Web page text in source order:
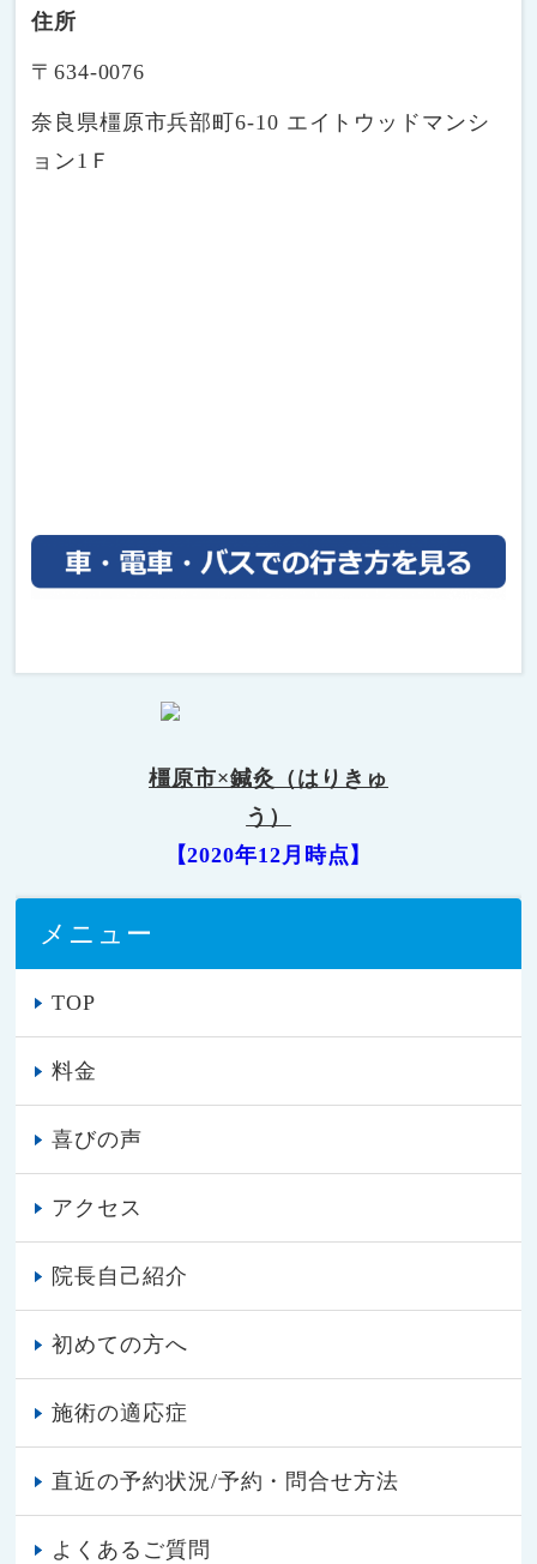
住所
〒634-0076
奈良県橿原市兵部町6-10 エイトウッドマンシ
ョン1Ｆ
橿原市×鍼灸（はりきゅ
う）
【2020年12月時点】
メニュー
TOP
料金
喜びの声
アクセス
院長自己紹介
初めての方へ
施術の適応症
直近の予約状況/予約・問合せ方法
よくあるご質問